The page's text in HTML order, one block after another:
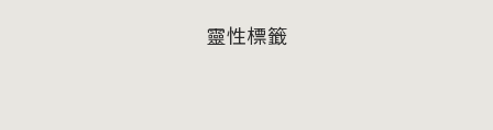
靈性標籤